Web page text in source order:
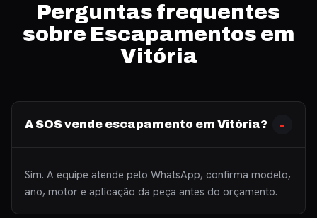
Perguntas frequentes
sobre Escapamentos em
Vitória
A SOS vende escapamento em Vitória?
Sim. A equipe atende pelo WhatsApp, confirma modelo,
ano, motor e aplicação da peça antes do orçamento.